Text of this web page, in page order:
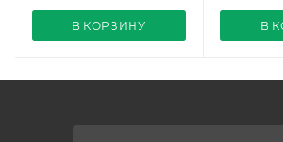
В КОРЗИНУ В